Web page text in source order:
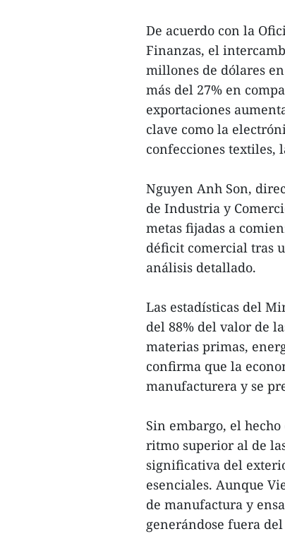
De acuerdo con la
Finanzas, el
millones de dólares
más del 27% en
exportaciones
clave como la
confecciones textiles,
Nguyen Anh Son,
de Industria y
metas fijadas a
déficit comercial tras
análisis detallado.
Las estadísticas del
del 88% del valor de
materias primas,
confirma que la
manufacturera y se
Sin embargo, el
ritmo superior al de
significativa del
esenciales. Aunque
de manufactura y
generándose fuera